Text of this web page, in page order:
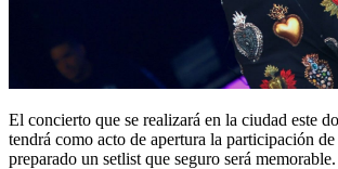
El concierto que se realizará en la ciudad este
tendrá como acto de apertura la participación
preparado un setlist que seguro será memorable.